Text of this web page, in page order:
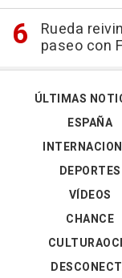
Rueda
paseo con
ÚLTIMAS
ESPAÑA
DEPORTES
VÍDEOS
CHANCE